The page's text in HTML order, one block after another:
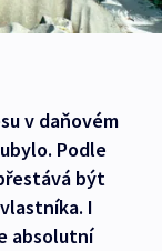
v daňovém
Podle
být
I
absolutní